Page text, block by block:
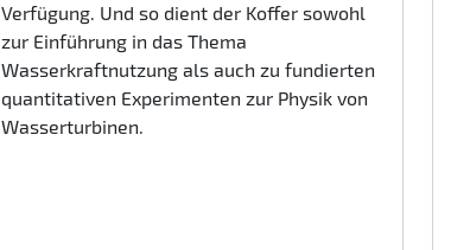
Verfügung. Und so dient der Koffer sowohl
zur Einführung in das Thema
Wasserkraftnutzung als auch zu fundierten
quantitativen Experimenten zur Physik von
Wasserturbinen.